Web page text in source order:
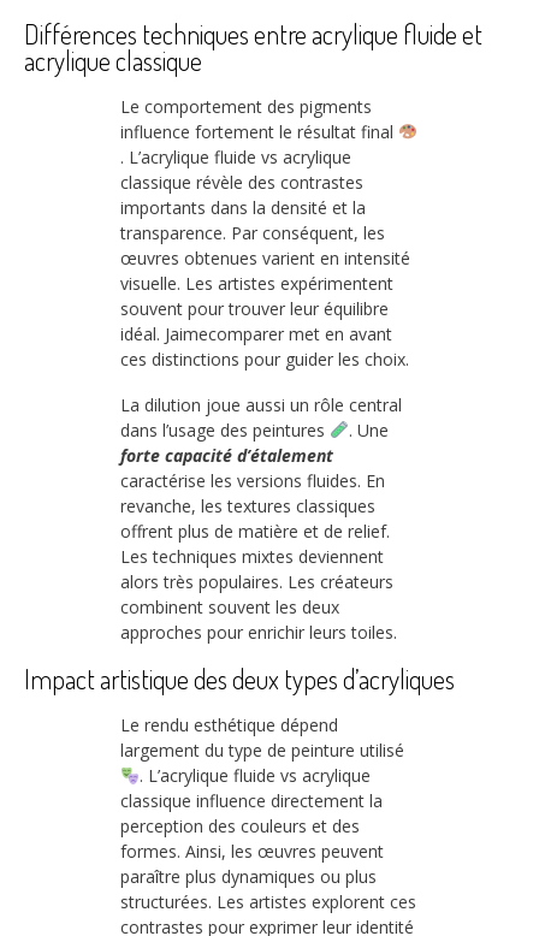
Différences techniques entre acrylique fluide et
acrylique classique
Le comportement des pigments
influence fortement le résultat final
. L’acrylique fluide vs acrylique
classique révèle des contrastes
importants dans la densité et la
transparence. Par conséquent, les
œuvres obtenues varient en intensité
visuelle. Les artistes expérimentent
souvent pour trouver leur équilibre
idéal. Jaimecomparer met en avant
ces distinctions pour guider les choix.
La dilution joue aussi un rôle central
dans l’usage des peintures
. Une
forte capacité d’étalement
caractérise les versions fluides. En
revanche, les textures classiques
offrent plus de matière et de relief.
Les techniques mixtes deviennent
alors très populaires. Les créateurs
combinent souvent les deux
approches pour enrichir leurs toiles.
Impact artistique des deux types d’acryliques
Le rendu esthétique dépend
largement du type de peinture utilisé
. L’acrylique fluide vs acrylique
classique influence directement la
perception des couleurs et des
formes. Ainsi, les œuvres peuvent
paraître plus dynamiques ou plus
structurées. Les artistes explorent ces
contrastes pour exprimer leur identité